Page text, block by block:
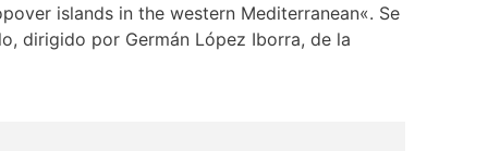
islands in the western Mediterranean«. Se
dirigido por Germán López Iborra, de la